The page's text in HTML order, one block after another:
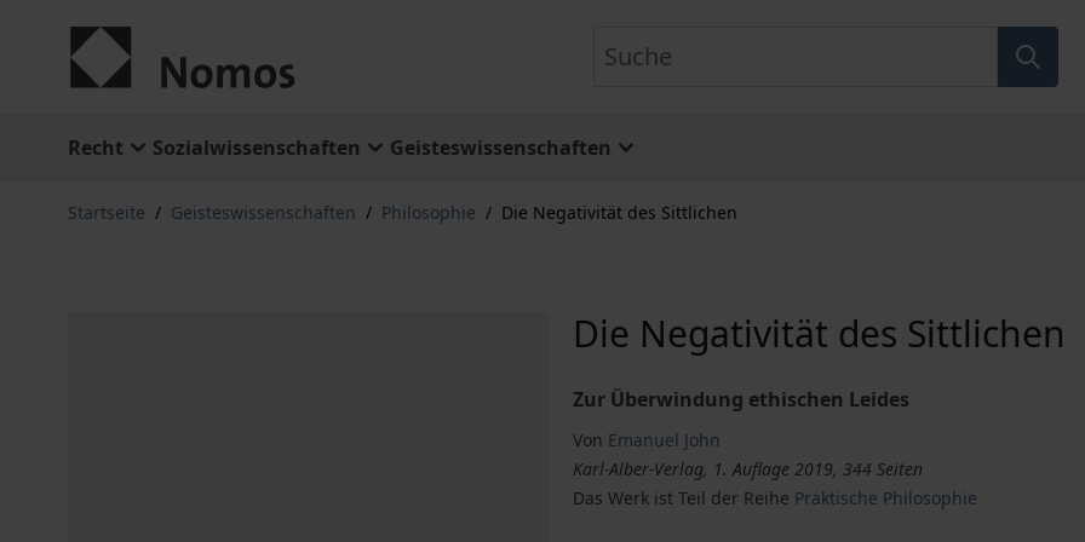
Recht Sozialwissenschaften Geisteswissenschaften
Startseite / Geisteswissenschaften / Philosophie / Die Negativität des Sittlichen
Die Negativität des Sittlichen
Zur Überwindung ethischen Leides
Von Emanuel John
Karl-Alber-Verlag, 1. Auflage 2019, 344 Seiten
Das Werk ist Teil der Reihe Praktische Philosophie